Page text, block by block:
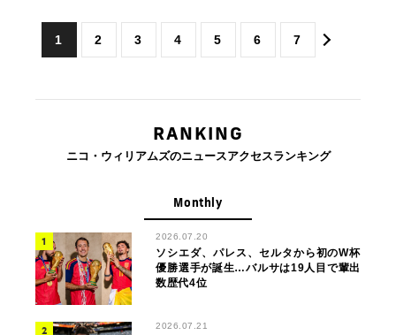
1 2 3 4 5 6 7
RANKING
ニコ・ウィリアムズのニュースアクセスランキング
Monthly
2026.07.20
ソシエダ、パレス、セルタから初のW杯
優勝選手が誕生…バルサは19人目で輩出
数歴代4位
2026.07.21